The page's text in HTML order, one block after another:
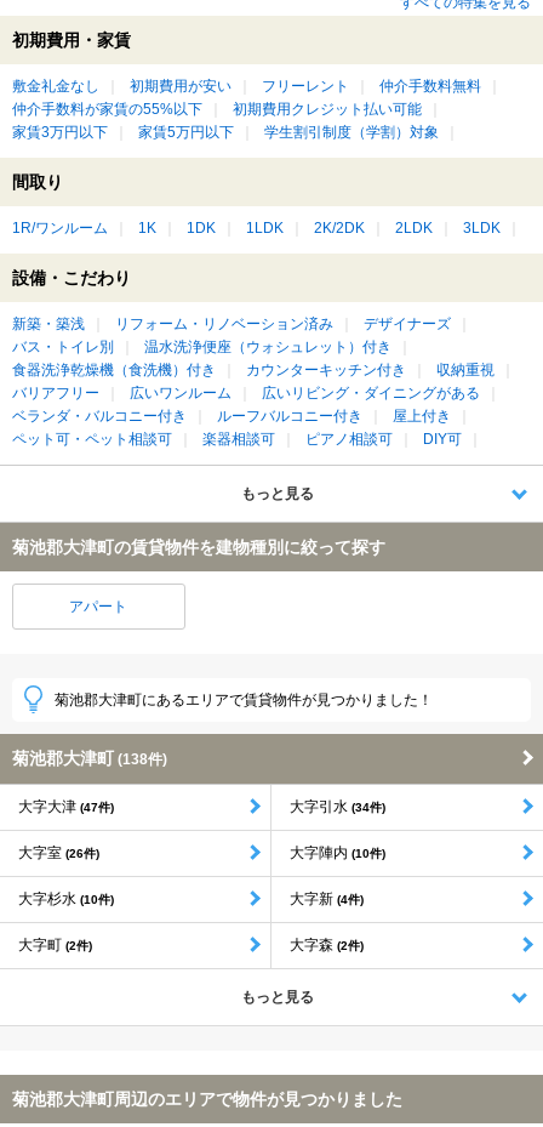
初期費用・家賃
敷金礼金なし 初期費用が安い フリーレント
仲介手数料無料
仲介手数料が家賃の55%以下
初期費用クレジット払い可能
家賃3万円以下
家賃5万円以下 学生割引制度（学割）対象
間取り
1R/ワンルーム 1K 1DK 1LDK 2K/2DK 2LDK 3LDK
設備・こだわり
新築・築浅 リフォーム・リノベーション済み
デザイナーズ
バス・トイレ別
温水洗浄便座（ウォシュレット）付き
食器洗浄乾燥機（食洗機）付き
カウンターキッチン付き
収納重視
バリアフリー
広いワンルーム
広いリビング・ダイニングがある
ベランダ・バルコニー付き
ルーフバルコニー付き
屋上付き
ペット可・ペット相談可
楽器相談可 ピアノ相談可 DIY可
もっと見る
菊池郡大津町の賃貸物件を建物種別に絞って探す
アパート
菊池郡大津町にあるエリアで賃貸物件が見つかりました！
菊池郡大津町 (138件)
大字大津 (47件) 大字引水 (34件)
大字室 (26件) 大字陣内 (10件)
大字杉水 (10件) 大字新 (4件)
大字町 (2件) 大字森 (2件)
もっと見る
菊池郡大津町周辺のエリアで物件が見つかりました